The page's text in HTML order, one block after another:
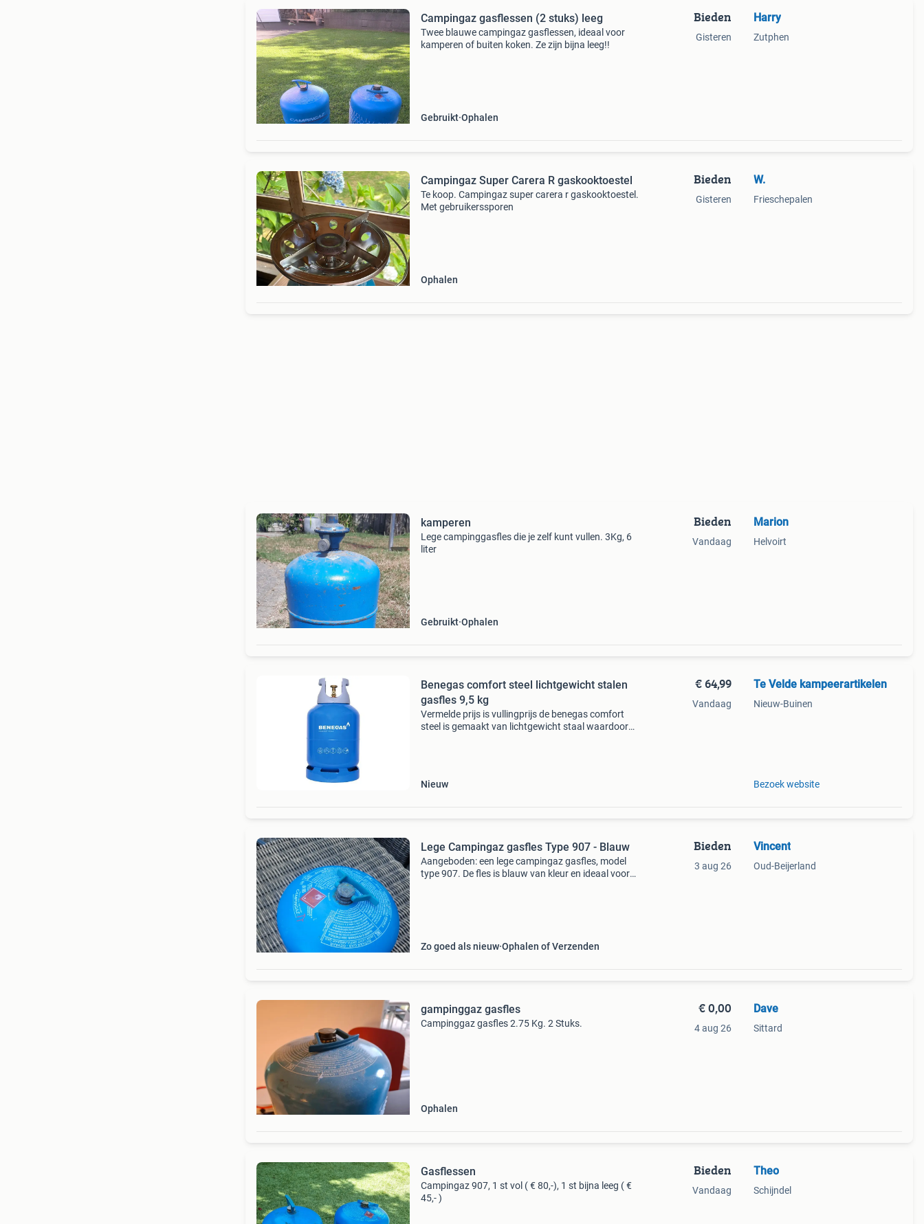
Campingaz gasflessen (2 stuks) leeg
Twee blauwe campingaz gasflessen, ideaal voor
kamperen of buiten koken. Ze zijn bijna leeg!!
Gebruikt Ophalen
Bieden
Gisteren
Harry
Zutphen
Campingaz Super Carera R gaskooktoestel
Te koop. Campingaz super carera r gaskooktoestel.
Met gebruikerssporen
Ophalen
Bieden
Gisteren
W.
Frieschepalen
kamperen
Lege campinggasfles die je zelf kunt vullen. 3Kg, 6
liter
Gebruikt Ophalen
Bieden
Vandaag
Marion
Helvoirt
Benegas comfort steel lichtgewicht stalen
gasfles 9,5 kg
Vermelde prijs is vullingprijs de benegas comfort
steel is gemaakt van lichtgewicht staal waardoor
Nieuw
€ 64,99
Vandaag
Te Velde kampeerartikelen
Nieuw-Buinen
Bezoek website
Lege Campingaz gasfles Type 907 - Blauw
Aangeboden: een lege campingaz gasfles, model
type 907. De fles is blauw van kleur en ideaal voor
Zo goed als nieuw Ophalen of Verzenden
Bieden
3 aug 26
Vincent
Oud-Beijerland
gampinggaz gasfles
Campinggaz gasfles 2.75 Kg. 2 Stuks.
Ophalen
€ 0,00
4 aug 26
Dave
Sittard
Gasflessen
Campingaz 907, 1 st vol ( € 80,-), 1 st bijna leeg ( €
45,- )
Bieden
Vandaag
Theo
Schijndel